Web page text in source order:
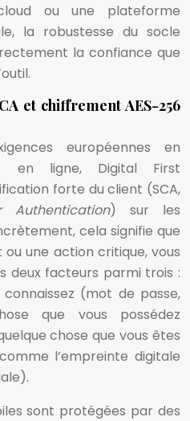
ou une plateforme
la robustesse du socle
la confiance que
et chiffrement AES-256
européennes en
en ligne, Digital First
forte du client (SCA,
Authentication) sur les
cela signifie que
une action critique, vous
deux facteurs parmi trois :
(mot de passe,
que vous possédez
chose que vous êtes
l’empreinte digitale
sont protégées par des